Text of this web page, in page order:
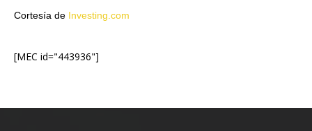
Cortesía de Investing.com
[MEC id="443936"]